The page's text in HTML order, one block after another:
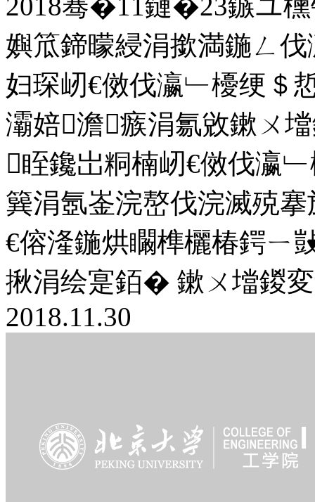
嬩笟鍗曚綅涓撳満鍦ㄥ
妇琛屻€傚伐瀛﹂櫌绠＄
灞婄澹瘯涓氱敓鏉ㄨ
眰鑱岀粡楠屻€傚伐瀛
簨涓氬崟浣嶅伐浣滅殑
€傛湰鍦烘矙榫欐椿鍔ㄧ
揪涓绘寔銆� 鏉ㄨ壋鍐
2018.11.30